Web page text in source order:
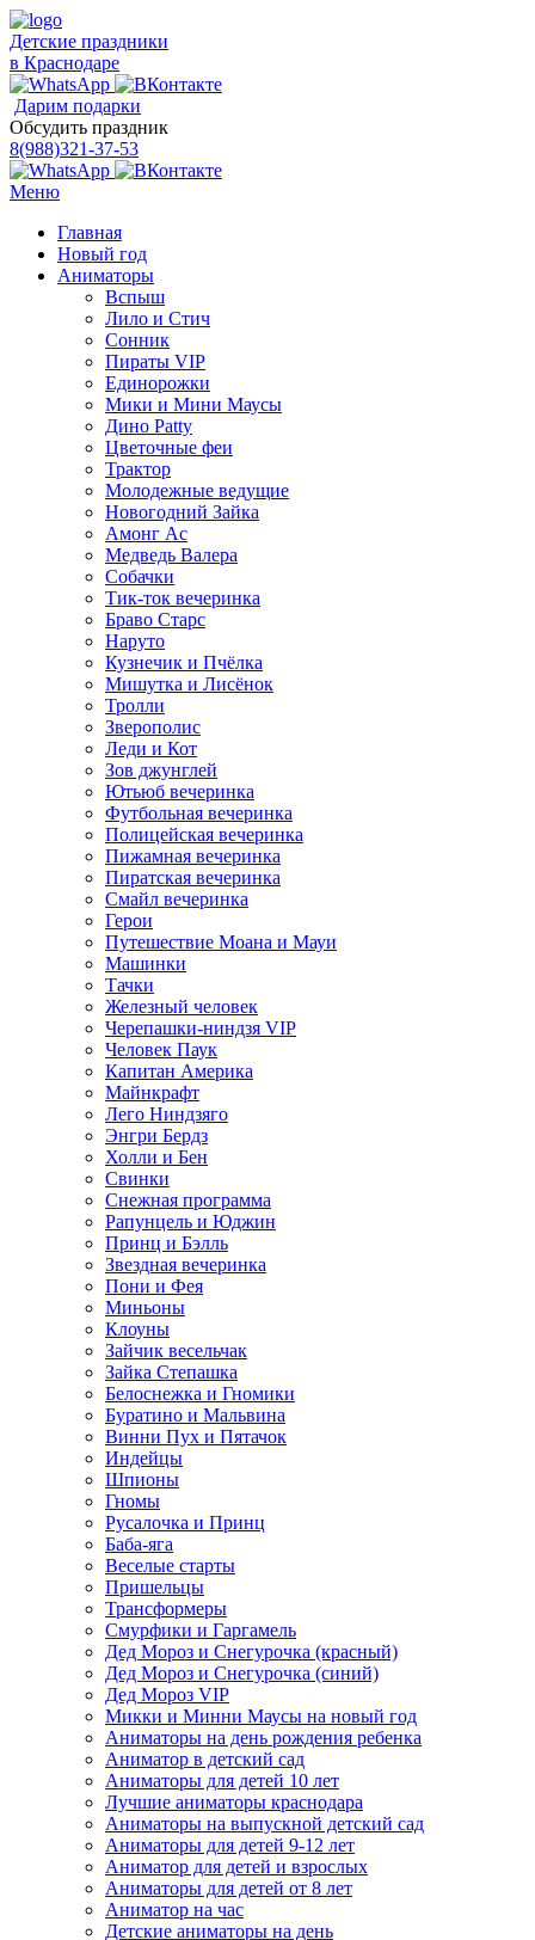
Детские праздники
в Краснодаре
Дарим подарки
Обсудить праздник
8(988)321-37-53
Меню
Главная
Новый год
Аниматоры
Вспыш
Лило и Стич
Сонник
Пираты VIP
Единорожки
Мики и Мини Маусы
Дино Patty
Цветочные феи
Трактор
Молодежные ведущие
Новогодний Зайка
Амонг Ас
Медведь Валера
Собачки
Тик-ток вечеринка
Браво Старс
Наруто
Кузнечик и Пчёлка
Мишутка и Лисёнок
Тролли
Зверополис
Леди и Кот
Зов джунглей
Ютьюб вечеринка
Футбольная вечеринка
Полицейская вечеринка
Пижамная вечеринка
Пиратская вечеринка
Смайл вечеринка
Герои
Путешествие Моана и Мауи
Машинки
Тачки
Железный человек
Черепашки-ниндзя VIP
Человек Паук
Капитан Америка
Майнкрафт
Лего Ниндзяго
Энгри Бердз
Холли и Бен
Свинки
Снежная программа
Рапунцель и Юджин
Принц и Бэлль
Звездная вечеринка
Пони и Фея
Миньоны
Клоуны
Зайчик весельчак
Зайка Степашка
Белоснежка и Гномики
Буратино и Мальвина
Винни Пух и Пятачок
Индейцы
Шпионы
Гномы
Русалочка и Принц
Баба-яга
Веселые старты
Пришельцы
Трансформеры
Смурфики и Гаргамель
Дед Мороз и Снегурочка (красный)
Дед Мороз и Снегурочка (синий)
Дед Мороз VIP
Микки и Минни Маусы на новый год
Аниматоры на день рождения ребенка
Аниматор в детский сад
Аниматоры для детей 10 лет
Лучшие аниматоры краснодара
Аниматоры на выпускной детский сад
Аниматоры для детей 9-12 лет
Аниматор для детей и взрослых
Аниматоры для детей от 8 лет
Аниматор на час
Детские аниматоры на день